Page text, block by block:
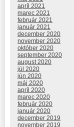
apríl 2021
marec 2021
február 2021
január 2021
december 2020
november 2020
október 2020
september 2020
august 2020
júl 2020
jún 2020
máj 2020
apríl 2020
marec 2020
február 2020
január 2020
december 2019
november 2019